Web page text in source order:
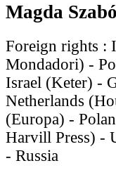
Magda
Foreign rights :
Mondadori) -
Israel (Keter) -
Netherlands
(Europa) -
Harvill Press) -
- Russia